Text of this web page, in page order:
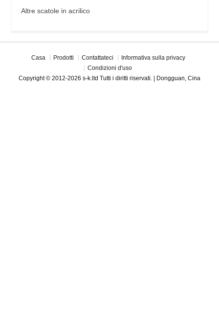
Altre scatole in acrilico
Casa Prodotti Contattateci
Informativa sulla privacy
Condizioni d'uso
Copyright © 2012-2026 s-k.ltd Tutti i diritti riservati. | Dongguan, Cina